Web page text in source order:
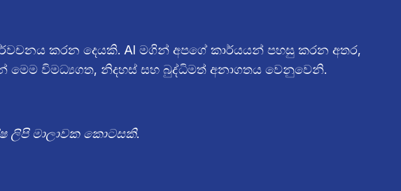
කරන දෙයකි. AI මගින් අපගේ කාර්යයන් පහසු කරන අතර,
මෙම විමධ්‍යගත, නිදහස් සහ බුද්ධිමත් අනාගතය වෙනුවෙනි.
ලිපි මාලාවක කොටසකි.